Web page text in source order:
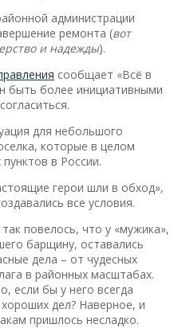
администрации
ремонта (вот
и надежды).
сообщает «Всё в
быть более инициативными
для небольшого
которые в целом
в России.
герои шли в обход»,
все условия.
повелось, что у «мужика»,
барщину, оставались
дела – от чудесных
в районных масштабах.
если бы у него всегда
дел? Наверное, и
пришлось несладко.